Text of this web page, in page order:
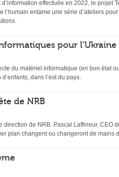
effectuée en 2022, le projet
l’humain entame une série d’ateliers
pour l’Ukraine
du matériel informatique (en bon état
dans l’est du pays.
de NRB
direction de NRB. Pascal Laffineur,
plan changent ou changeront de mains